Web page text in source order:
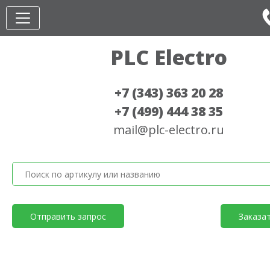
PLC Electro
+7 (343) 363 20 28
+7 (499) 444 38 35
mail@plc-electro.ru
Отправить запрос